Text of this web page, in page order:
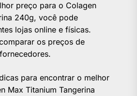
preço para o Colagen
240g, você pode
lojas online e físicas.
os preços de
para encontrar o melhor
Max Titanium Tangerina